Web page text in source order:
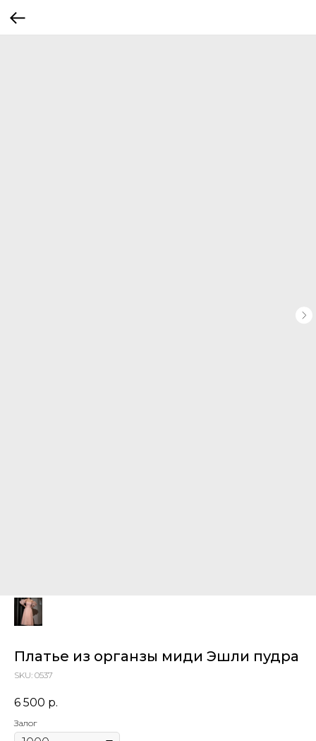
Платье из органзы миди Эшли пудра
SKU: 0537
6 500 р.
Залог